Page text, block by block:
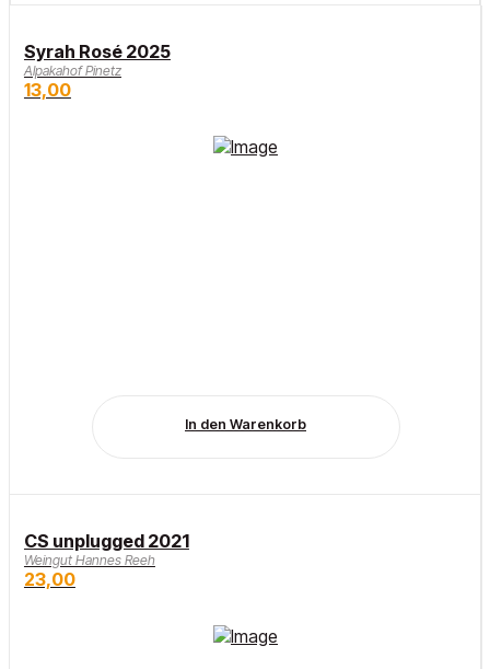
Syrah Rosé 2025
Alpakahof Pinetz
13,00
In den Warenkorb
CS unplugged 2021
Weingut Hannes Reeh
23,00